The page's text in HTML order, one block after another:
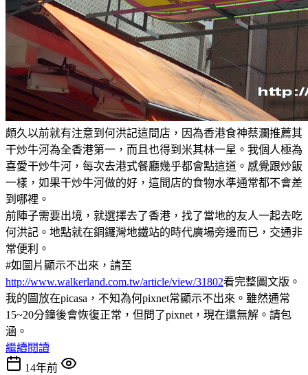
頗久以前就有注意到何洪記這間店，因為香港食神蔡瀾推薦其
干炒牛河為全香港第一，而且也得到米其林一星。我個人極為
喜愛干炒牛河，每次去港式餐廳幾乎都會點這道。感覺跟炒飯
一樣，如果干炒牛河做的好，這間店的食物水準通常都不會差
到哪裡。
前陣子需要出境，就選擇去了香港，找了當地的友人一起去吃
何洪記。地點就在銅鑼灣地鐵站的時代廣場旁邊而已，交通非
常便利。
#如圖片顯示不出來，請至
http://www.walkerland.com.tw/article/view/31802看完整圖文版。
我的圖放在picasa，不知為何pixnet常顯示不出來。雖然通常
15~20分鐘後會恢復正常，但問了pixnet，現在還無解。請包
涵。
繼續閱讀
14年前